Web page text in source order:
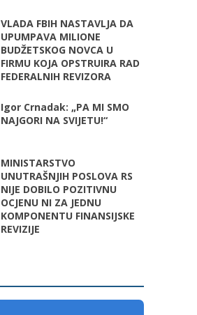
VLADA FBIH NASTAVLJA DA
UPUMPAVA MILIONE
BUDŽETSKOG NOVCA U
FIRMU KOJA OPSTRUIRA RAD
FEDERALNIH REVIZORA
Igor Crnadak: „PA MI SMO
NAJGORI NA SVIJETU!“
MINISTARSTVO
UNUTRAŠNJIH POSLOVA RS
NIJE DOBILO POZITIVNU
OCJENU NI ZA JEDNU
KOMPONENTU FINANSIJSKE
REVIZIJE